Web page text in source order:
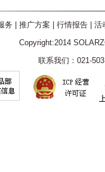
务 推广方案 行情报告| 活
Copyright:2014
联系我们：021-